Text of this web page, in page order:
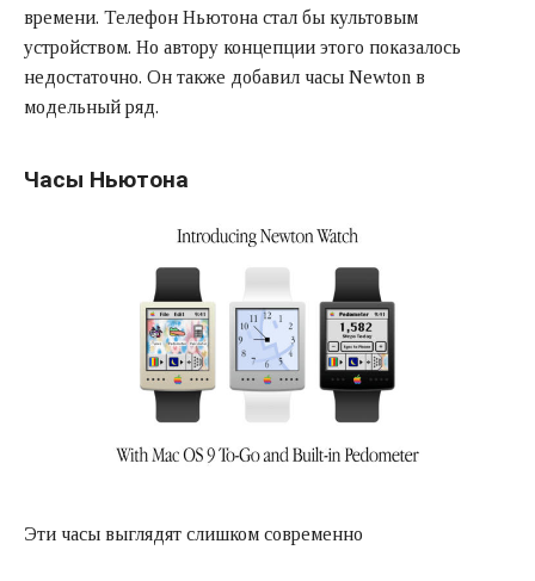
времени. Телефон Ньютона стал бы культовым
устройством. Но автору концепции этого показалось
недостаточно. Он также добавил часы Newton в
модельный ряд.
Часы Ньютона
Эти часы выглядят слишком современно